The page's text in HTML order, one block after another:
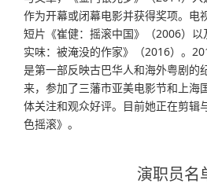
作为开幕或闭幕电影并获得奖项。电
短片《崔健：摇滚中国》（2006）
实味：被淹没的作家》（2016）。
是第一部反映古巴华人和海外粤剧的
来，参加了三藩市亚美电影节和上海
体关注和观众好评。目前她正在剪辑
色摇滚》。
演职员名